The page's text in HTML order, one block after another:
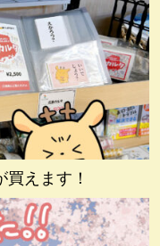
えます！